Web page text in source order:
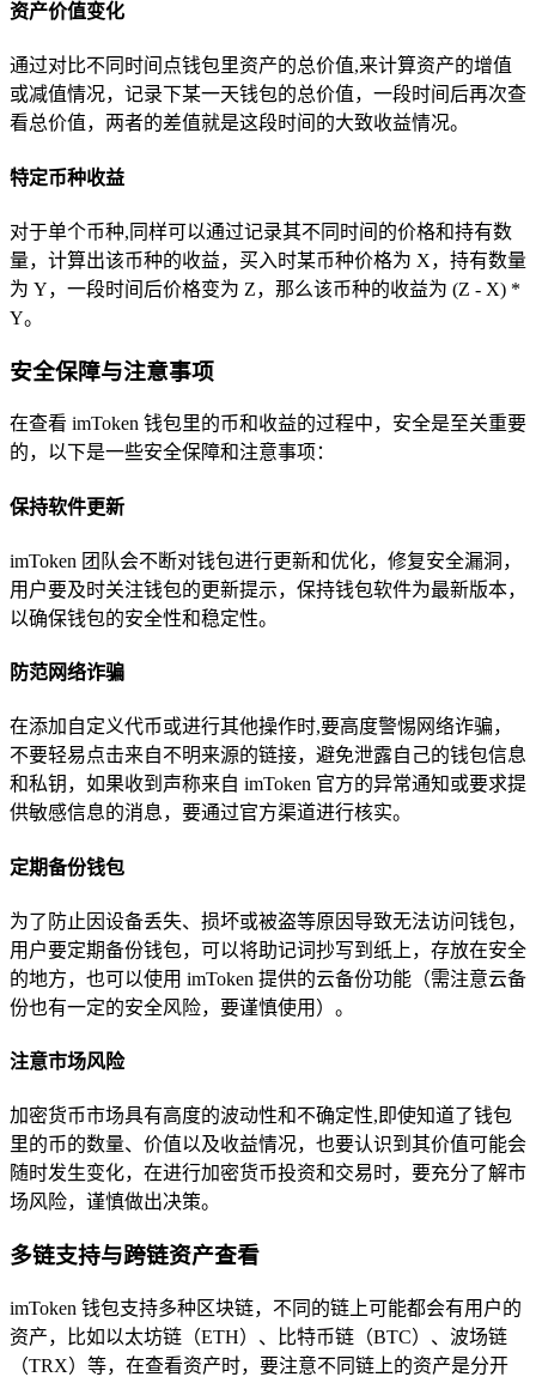
资产价值变化
通过对比不同时间点钱包里资产的总价值,来计算资产的增值
或减值情况，记录下某一天钱包的总价值，一段时间后再次查
看总价值，两者的差值就是这段时间的大致收益情况。
特定币种收益
对于单个币种,同样可以通过记录其不同时间的价格和持有数
量，计算出该币种的收益，买入时某币种价格为 X，持有数量
为 Y，一段时间后价格变为 Z，那么该币种的收益为 (Z - X) *
Y。
安全保障与注意事项
在查看 imToken 钱包里的币和收益的过程中，安全是至关重要
的，以下是一些安全保障和注意事项：
保持软件更新
imToken 团队会不断对钱包进行更新和优化，修复安全漏洞，
用户要及时关注钱包的更新提示，保持钱包软件为最新版本，
以确保钱包的安全性和稳定性。
防范网络诈骗
在添加自定义代币或进行其他操作时,要高度警惕网络诈骗，
不要轻易点击来自不明来源的链接，避免泄露自己的钱包信息
和私钥，如果收到声称来自 imToken 官方的异常通知或要求提
供敏感信息的消息，要通过官方渠道进行核实。
定期备份钱包
为了防止因设备丢失、损坏或被盗等原因导致无法访问钱包，
用户要定期备份钱包，可以将助记词抄写到纸上，存放在安全
的地方，也可以使用 imToken 提供的云备份功能（需注意云备
份也有一定的安全风险，要谨慎使用）。
注意市场风险
加密货币市场具有高度的波动性和不确定性,即使知道了钱包
里的币的数量、价值以及收益情况，也要认识到其价值可能会
随时发生变化，在进行加密货币投资和交易时，要充分了解市
场风险，谨慎做出决策。
多链支持与跨链资产查看
imToken 钱包支持多种区块链，不同的链上可能都会有用户的
资产，比如以太坊链（ETH）、比特币链（BTC）、波场链
（TRX）等，在查看资产时，要注意不同链上的资产是分开